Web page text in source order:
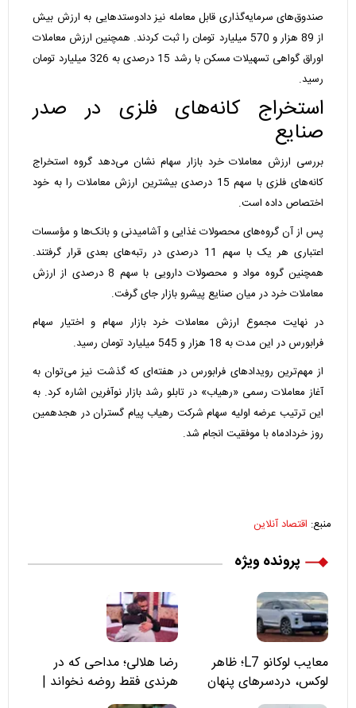
صندوق‌های سرمایه‌گذاری قابل معامله نیز دادوستدهایی به ارزش بیش
از 89 هزار و 570 میلیارد تومان را ثبت کردند. همچنین ارزش معاملات
اوراق گواهی تسهیلات مسکن با رشد 15 درصدی به 326 میلیارد تومان
رسید.
استخراج کانه‌های فلزی در صدر
صنایع
بررسی ارزش معاملات خرد بازار سهام نشان می‌دهد گروه استخراج
کانه‌های فلزی با سهم 15 درصدی بیشترین ارزش معاملات را به خود
اختصاص داده است.
پس از آن گروه‌های محصولات غذایی و آشامیدنی و بانک‌ها و مؤسسات
اعتباری هر یک با سهم 11 درصدی در رتبه‌های بعدی قرار گرفتند.
همچنین گروه مواد و محصولات دارویی با سهم 8 درصدی از ارزش
معاملات خرد در میان صنایع پیشرو بازار جای گرفت.
در نهایت مجموع ارزش معاملات خرد بازار سهام و اختیار سهام
فرابورس در این مدت به 18 هزار و 545 میلیارد تومان رسید.
از مهم‌ترین رویدادهای فرابورس در هفته‌ای که گذشت نیز می‌توان به
آغاز معاملات رسمی «رهیاب» در تابلو رشد بازار نوآفرین اشاره کرد. به
این ترتیب عرضه اولیه سهام شرکت رهیاب پیام گستران در هجدهمین
روز خردادماه با موفقیت انجام شد.
منبع: اقتصاد آنلاین
پرونده ویژه
معایب لوکانو L7؛ ظاهر
لوکس، دردسرهای پنهان
رضا هلالی؛ مداحی که در
هرندی فقط روضه نخواند |
مسئولان «تکیه‌گاه آقا مرتضی